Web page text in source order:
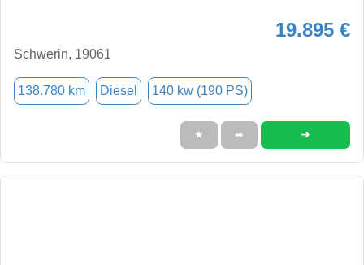
19.895 €
Schwerin, 19061
138.780 km Diesel 140 kw (190 PS)
★ ➦ ➜